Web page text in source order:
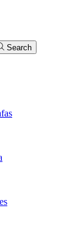
Search